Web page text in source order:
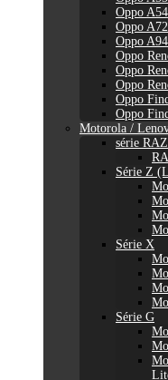
Oppo A54
Oppo A72
Oppo
Oppo
Oppo
Oppo
Oppo
Oppo
Motorola /
série
Série Z
Série X
Série G